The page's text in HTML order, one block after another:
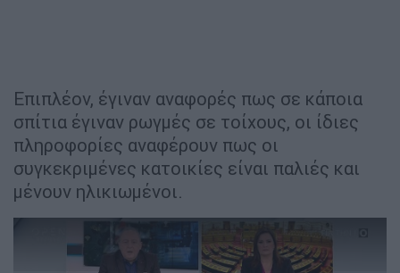
Επιπλέον, έγιναν αναφορές πως σε κάποια
σπίτια έγιναν ρωγμές σε τοίχους, οι ίδιες
πληροφορίες αναφέρουν πως οι
συγκεκριμένες κατοικίες είναι παλιές και
μένουν ηλικιωμένοι.